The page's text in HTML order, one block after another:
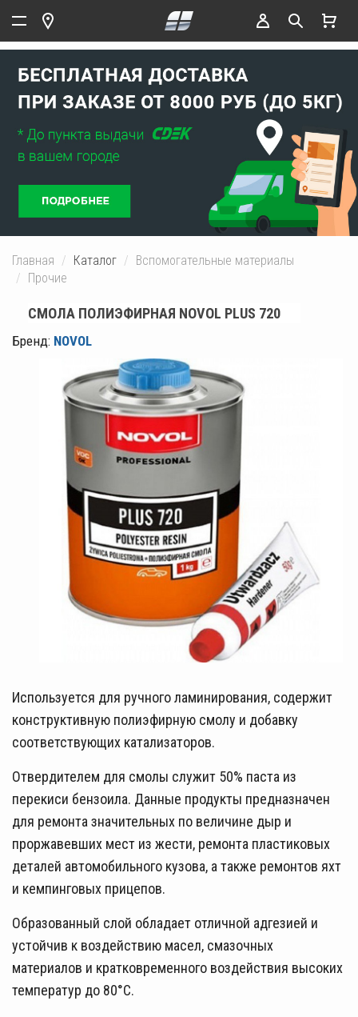
Главная Каталог
Вспомогательные материалы
Прочие
СМОЛА ПОЛИЭФИРНАЯ NOVOL PLUS 720
Бренд: NOVOL
Используется для ручного ламинирования, содержит
конструктивную полиэфирную смолу и добавку
соответствующих катализаторов.
Отвердителем для смолы служит 50% паста из
перекиси бензоила. Данные продукты предназначен
для ремонта значительных по величине дыр и
проржавевших мест из жести, ремонта пластиковых
деталей автомобильного кузова, а также ремонтов яхт
и кемпинговых прицепов.
Образованный слой обладает отличной адгезией и
устойчив к воздействию масел, смазочных
материалов и кратковременного воздействия высоких
температур до 80°C.